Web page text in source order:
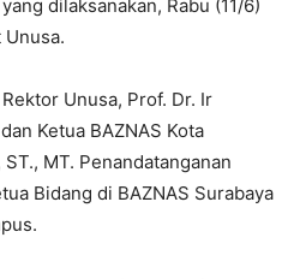
dilaksanakan, Rabu (11/6)
Unusa, Prof. Dr. Ir
Ketua BAZNAS Kota
MT. Penandatanganan
Bidang di BAZNAS Surabaya